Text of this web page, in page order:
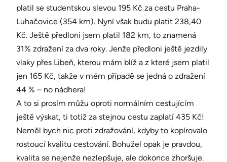
platil se studentskou slevou 195 Kč za cestu Praha-
Luhačovice (354 km). Nyní však budu platit 238,40
Kč. Ještě předloni jsem platil 182 km, to znamená
31% zdražení za dva roky. Jenže předloni ještě jezdily
vlaky přes Libeň, kterou mám blíž a z které jsem platil
jen 165 Kč, takže v mém případě se jedná o zdražení
44 % – no nádhera!
A to si prosím můžu oproti normálním cestujícím
ještě výskat, ti totiž za stejnou cestu zaplatí 435 Kč!
Neměl bych nic proti zdražování, kdyby to kopírovalo
rostoucí kvalitu cestování. Bohužel opak je pravdou,
kvalita se nejenže nezlepšuje, ale dokonce zhoršuje.